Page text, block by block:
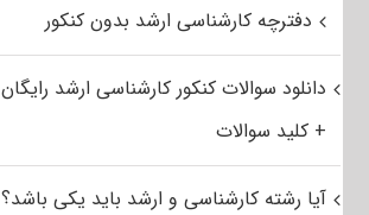
دفترچه کارشناسی ارشد بدون کنکور
دانلود سوالات کنکور کارشناسی ارشد رایگان
+ کلید سوالات
آیا رشته کارشناسی و ارشد باید یکی باشد؟